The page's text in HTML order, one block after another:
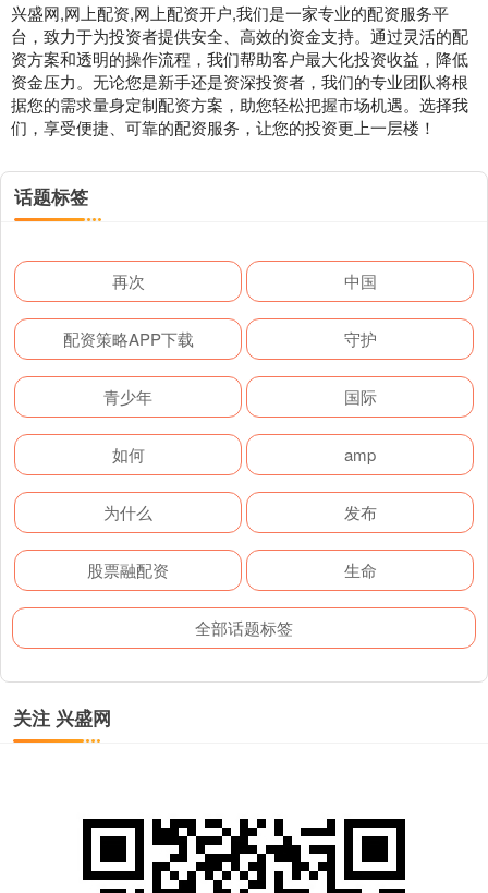
兴盛网,网上配资,网上配资开户,我们是一家专业的配资服务平
台，致力于为投资者提供安全、高效的资金支持。通过灵活的配
资方案和透明的操作流程，我们帮助客户最大化投资收益，降低
资金压力。无论您是新手还是资深投资者，我们的专业团队将根
据您的需求量身定制配资方案，助您轻松把握市场机遇。选择我
们，享受便捷、可靠的配资服务，让您的投资更上一层楼！
话题标签
再次 中国
配资策略APP下载 守护
青少年 国际
如何 amp
为什么 发布
股票融配资 生命
全部话题标签
关注 兴盛网